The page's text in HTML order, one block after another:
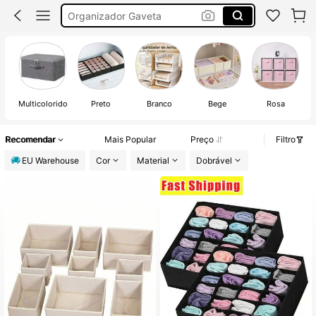
Caixas Organizadoras
Organizadores De Roupa
Multicolorido Preto Branco Bege Rosa
Recomendar Mais Popular Preço
Filtro
EU Warehouse
Cor Material Dobrável